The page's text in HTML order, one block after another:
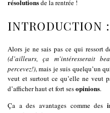
résolutionsde la rentrée !
INTRODUCTION :
Alors je ne sais pas ce qui ressort
(d’ailleurs, ça m’intéresserait
percevez!), mais je suis quelqu’un
veut et surtout ce qu’elle ne veut
d’afficher haut et fort sesopinions.
Ça a des avantages comme des